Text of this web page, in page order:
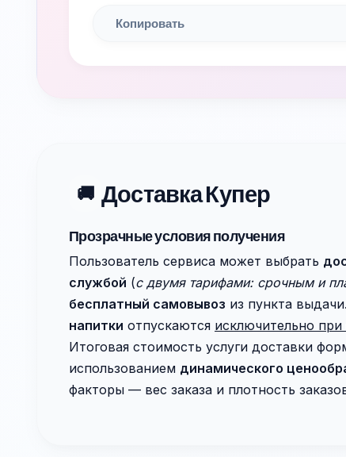
Копировать
🚚 Доставка Купер
Прозрачные условия получения
Пользователь сервиса может выбрать
службой (с двумя тарифами: срочным и
бесплатный самовывоз из пункта выдачи.
напитки отпускаются исключительно
Итоговая стоимость услуги доставки
использованием динамического
факторы — вес заказа и плотность